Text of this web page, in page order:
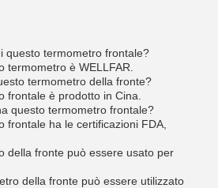
questo termometro frontale?
termometro è WELLFAR.
termometro della fronte?
frontale è prodotto in Cina.
questo termometro frontale?
frontale ha le certificazioni FDA,
della fronte può essere usato per
della fronte può essere utilizzato